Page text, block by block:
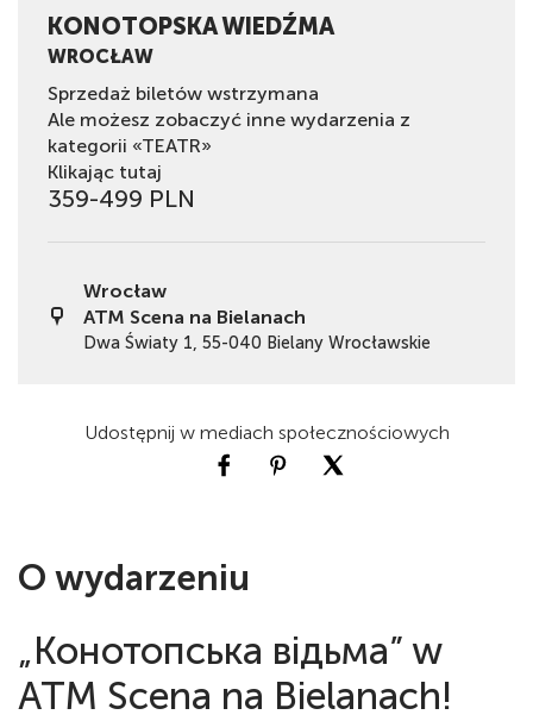
KONOTOPSKA WIEDŹMA
WROCŁAW
Sprzedaż biletów wstrzymana
Ale możesz zobaczyć inne wydarzenia z
kategorii «TEATR»
Klikając tutaj
359-499 PLN
Wrocław
ATM Scena na Bielanach
Dwa Światy 1, 55-040 Bielany Wrocławskie
Udostępnij w mediach społecznościowych
O wydarzeniu
„Конотопська відьма” w
ATM Scena na Bielanach!